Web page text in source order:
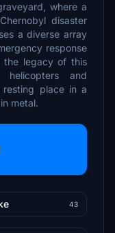
where a
disaster
a diverse array
response
the legacy of this
helicopters and
resting place in a
metal.
43